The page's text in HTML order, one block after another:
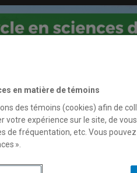
en matière de témoins
des témoins (cookies) afin de
votre expérience sur le site, de
de fréquentation, etc. Vous
».